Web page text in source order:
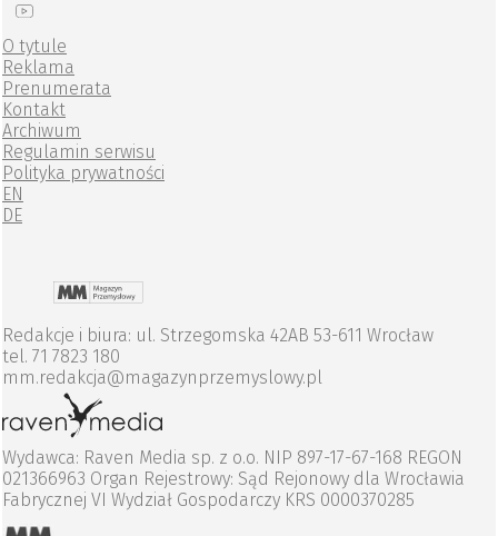
O tytule
Reklama
Prenumerata
Kontakt
Archiwum
Regulamin serwisu
Polityka prywatności
EN
DE
Redakcje i biura: ul. Strzegomska 42AB 53-611 Wrocław
tel. 71 7823 180
mm.redakcja@magazynprzemyslowy.pl
Wydawca: Raven Media sp. z o.o. NIP 897-17-67-168 REGON
021366963 Organ Rejestrowy: Sąd Rejonowy dla Wrocławia
Fabrycznej VI Wydział Gospodarczy KRS 0000370285